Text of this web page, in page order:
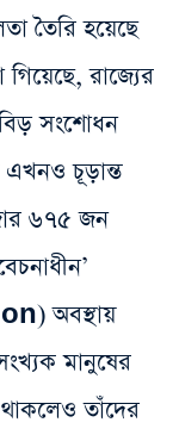
তৈরি হয়েছে
রাজ্যের
সংশোধন
এখনও চূড়ান্ত
৬৭৫ জন
অবস্থায়
মানুষের
তাঁদের